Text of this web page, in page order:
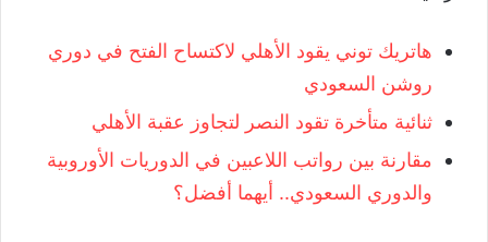
هاتريك توني يقود الأهلي لاكتساح الفتح في دوري
روشن السعودي
ثنائية متأخرة تقود النصر لتجاوز عقبة الأهلي
مقارنة بين رواتب اللاعبين في الدوريات الأوروبية
والدوري السعودي.. أيهما أفضل؟